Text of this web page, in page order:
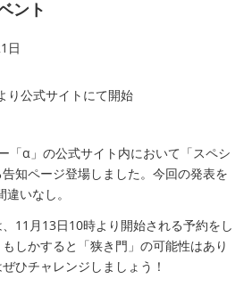
ント
日
公式サイトにて開始
「α」の公式サイト内において「スペシ
知ページ登場しました。今回の発表を
いなし。
11月13日10時より開始される予約をし
しかすると「狭き門」の可能性はあり
ひチャレンジしましょう！